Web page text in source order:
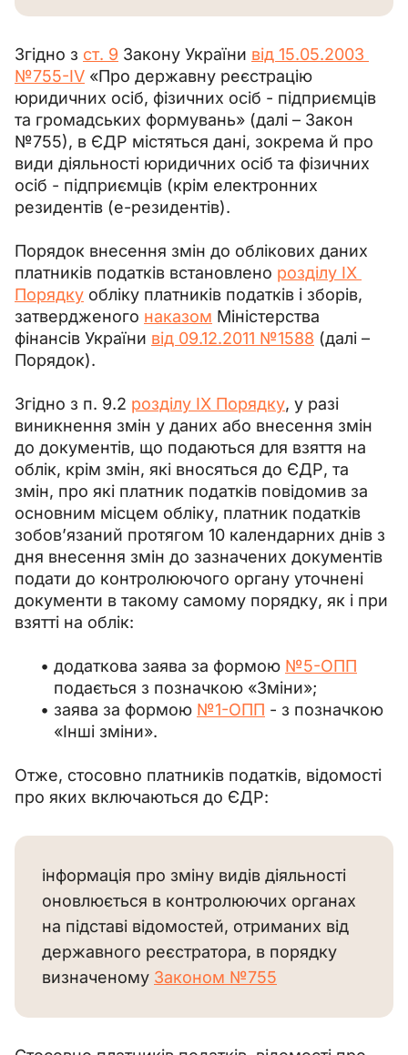
Згідно з ст. 9 Закону України від 15.05.2003
№755-IV «Про державну реєстрацію
юридичних осіб, фізичних осіб - підприємців
та громадських формувань» (далі – Закон
№755), в ЄДР містяться дані, зокрема й про
види діяльності юридичних осіб та фізичних
осіб - підприємців (крім електронних
резидентів (е-резидентів).
Порядок внесення змін до облікових даних
платників податків встановлено розділу ІХ
Порядку обліку платників податків і зборів,
затвердженого наказом Міністерства
фінансів України від 09.12.2011 №1588 (далі –
Порядок).
Згідно з п. 9.2 розділу IX Порядку, у разі
виникнення змін у даних або внесення змін
до документів, що подаються для взяття на
облік, крім змін, які вносяться до ЄДР, та
змін, про які платник податків повідомив за
основним місцем обліку, платник податків
зобов’язаний протягом 10 календарних днів з
дня внесення змін до зазначених документів
подати до контролюючого органу уточнені
документи в такому самому порядку, як і при
взятті на облік:
додаткова заява за формою №5-ОПП
подається з позначкою «Зміни»;
заява за формою №1-ОПП - з позначкою
«Інші зміни».
Отже, стосовно платників податків, відомості
про яких включаються до ЄДР:
інформація про зміну видів діяльності
оновлюється в контролюючих органах
на підставі відомостей, отриманих від
державного реєстратора, в порядку
визначеному Законом №755